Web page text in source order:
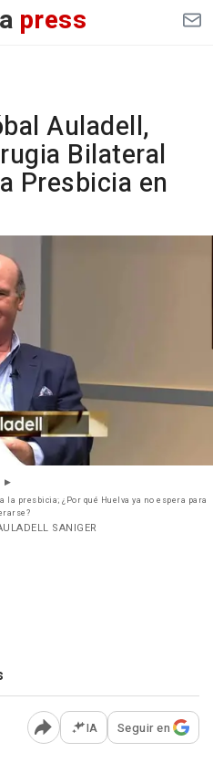
press
Auladell,
Bilateral
Presbicia en
presbicia; ¿Por qué Huelva ya no espera para
SANIGER
Abrir opciones para
IA Seguir en